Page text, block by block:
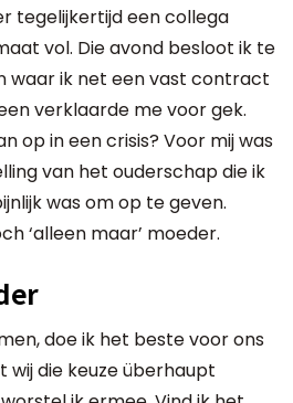
tegelijkertijd een collega
vol. Die avond besloot ik te
waar ik net een vast contract
verklaarde me voor gek.
op in een crisis? Voor mij was
van het ouderschap die ik
was om op te geven.
‘alleen maar’ moeder.
doe ik het beste voor ons
wij die keuze überhaupt